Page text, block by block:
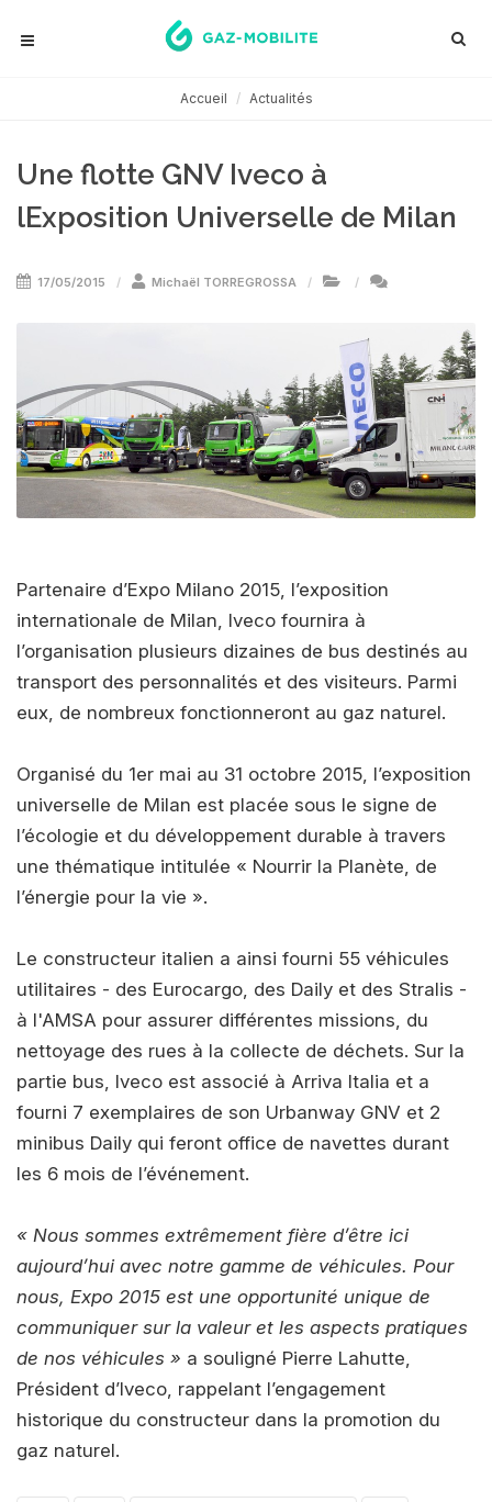
Accueil Actualités
Une flotte GNV Iveco à
lExposition Universelle de Milan
17/05/2015 Michaël TORREGROSSA
Partenaire d’Expo Milano 2015, l’exposition
internationale de Milan, Iveco fournira à
l’organisation plusieurs dizaines de bus destinés au
transport des personnalités et des visiteurs. Parmi
eux, de nombreux fonctionneront au gaz naturel.
Organisé du 1er mai au 31 octobre 2015, l’exposition
universelle de Milan est placée sous le signe de
l’écologie et du développement durable à travers
une thématique intitulée « Nourrir la Planète, de
l’énergie pour la vie ».
Le constructeur italien a ainsi fourni 55 véhicules
utilitaires - des Eurocargo, des Daily et des Stralis -
à l'AMSA pour assurer différentes missions, du
nettoyage des rues à la collecte de déchets. Sur la
partie bus, Iveco est associé à Arriva Italia et a
fourni 7 exemplaires de son Urbanway GNV et 2
minibus Daily qui feront office de navettes durant
les 6 mois de l’événement.
« Nous sommes extrêmement fière d’être ici
aujourd’hui avec notre gamme de véhicules. Pour
nous, Expo 2015 est une opportunité unique de
communiquer sur la valeur et les aspects pratiques
de nos véhicules » a souligné Pierre Lahutte,
Président d’Iveco, rappelant l’engagement
historique du constructeur dans la promotion du
gaz naturel.